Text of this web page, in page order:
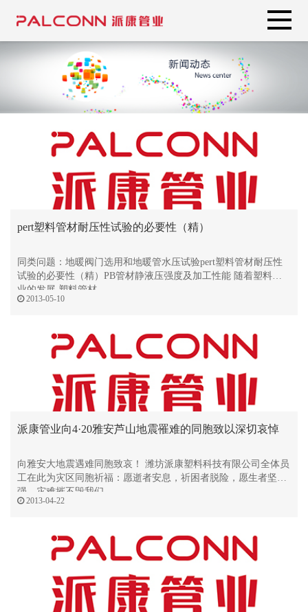
pert塑料管材耐压性试验的必要性（精）
同类问题：地暖阀门选用和地暖管水压试验pert塑料管材耐压性
试验的必要性（精）PB管材静液压强度及加工性能 随着塑料工
业的发展,塑料管材
2013-05-10
派康管业向4·20雅安芦山地震罹难的同胞致以深切哀悼
向雅安大地震遇难同胞致哀！ 潍坊派康塑料科技有限公司全体员
工在此为灾区同胞祈福：愿逝者安息，祈困者脱险，愿生者坚
强，灾难摧不毁我们
2013-04-22